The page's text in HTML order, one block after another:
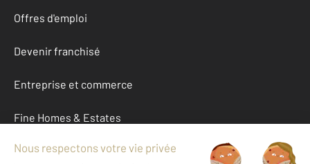
Offres d'emploi
Devenir franchisé
Entreprise et commerce
Fine Homes & Estates
À propos